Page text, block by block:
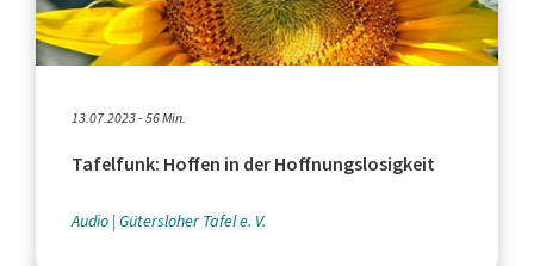
13.07.2023 - 56 Min.
Tafelfunk: Hoffen in der Hoffnungslosigkeit
Audio Gütersloher Tafel e. V.